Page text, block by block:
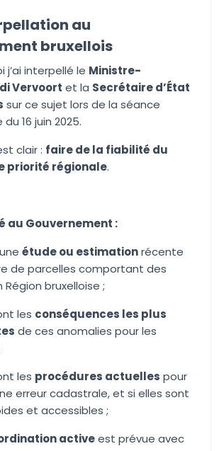
au
bruxellois
j’ai interpellé le Ministre-
Vervoort et la Secrétaire d’État
sur ce sujet lors de la séance
16 juin 2025.
clair : faire de la fiabilité du
priorité régionale.
au Gouvernement :
étude ou estimationrécente
de parcelles comportant des
Région bruxelloise ;
les conséquences les plus
de ces anomalies pour les
les procédures actuelles pour
erreur cadastrale, et si elles sont
et accessibles ;
activeest prévue avec